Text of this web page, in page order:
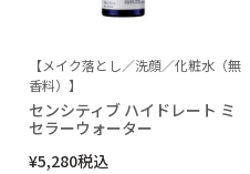
【メイク落とし／洗顔／化粧水（無
香料）】
センシティブ ハイドレート ミ
セラーウォーター
¥5,280税込